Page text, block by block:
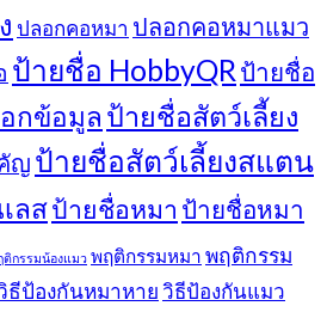
ปลอกคอหมา ปลอกคอหมาแมว
ป้ายชื่อ HobbyQR ป้ายชื่อ
กข้อมูล ป้ายชื่อสัตว์เลี้ยง
ญ ป้ายชื่อสัตว์เลี้ยงสแตน
ลสป้ายชื่อหมา ป้ายชื่อหมา
ติกรรมน้องแมว พฤติกรรมหมา พฤติกรรม
ธีป้องกันหมาหายวิธีป้องกันแมว